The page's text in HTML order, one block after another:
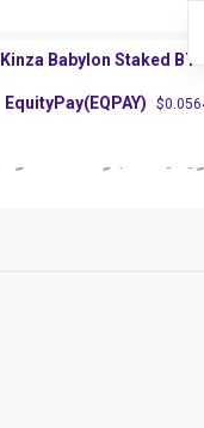
Kinza Babylon Staked
EquityPay(EQPAY)